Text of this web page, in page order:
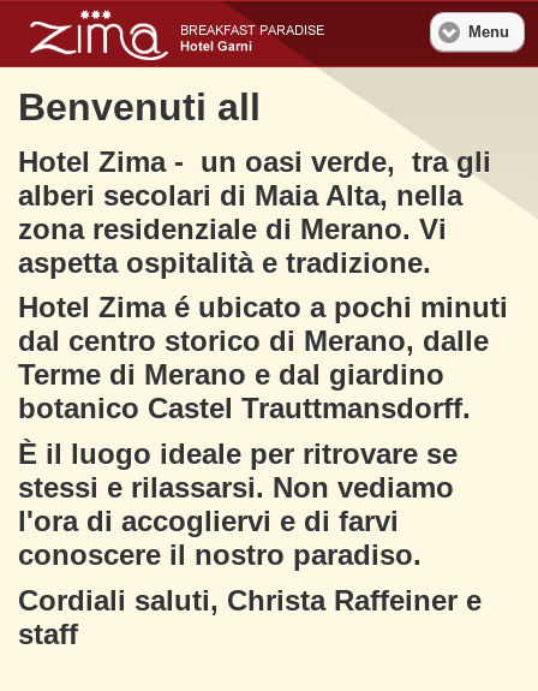
Menu
Benvenuti all
Hotel Zima - un oasi verde, tra gli
alberi secolari di Maia Alta, nella
zona residenziale di Merano. Vi
aspetta ospitalità e tradizione.
Hotel Zima é ubicato a pochi minuti
dal centro storico di Merano, dalle
Terme di Merano e dal giardino
botanico Castel Trauttmansdorff.
È il luogo ideale per ritrovare se
stessi e rilassarsi. Non vediamo
l'ora di accogliervi e di farvi
conoscere il nostro paradiso.
Cordiali saluti, Christa Raffeiner e
staff